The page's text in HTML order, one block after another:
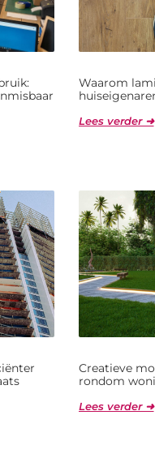
Waarom
Lees verder ➜
Creatieve
rondom
Lees verder ➜